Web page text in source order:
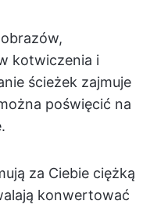
kotwiczenia i
ścieżek zajmuje
poświęcić na
za Ciebie ciężką
konwertować